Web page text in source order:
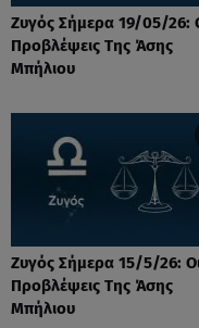
Ζυγός Σήμερα 19/05/26:
Προβλέψεις Tης Άσης
Μπήλιου
Ζυγός Σήμερα 15/5/26:
Προβλέψεις Tης Άσης
Μπήλιου